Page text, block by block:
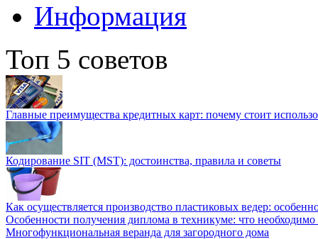
Информация
Топ 5 советов
Главные преимущества кредитных карт: почему стоит
Кодирование SIT (MST): достоинства, правила и советы
Как осуществляется производство пластиковых ведер:
Особенности получения диплома в техникуме: что необходимо
Многофункциональная веранда для загородного дома